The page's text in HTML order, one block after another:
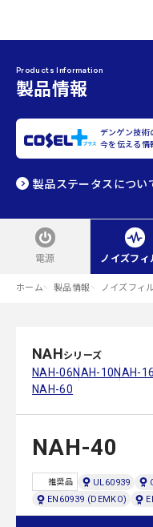
Products Information
製品情報
デンゲン技術
今を伝える情
製品ステータスについ
電源 ノイズフィ
ホーム 製品情報 ノイズフィ
NAHシリーズ
NAH-06NAH-10NAH-16
NAH-60
NAH-40
推奨品 UL60939
EN60939 (DEMKO)